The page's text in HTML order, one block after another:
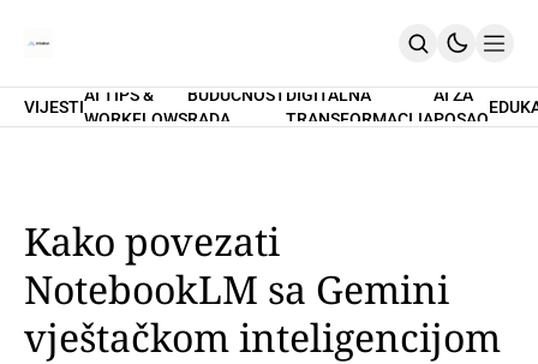
Home
PRETPLATI SE
VIJESTI
AI TIPS &
WORKFLOWS
BUDUĆNOST
RADA
DIGITALNA
TRANSFORMACIJA
AI ZA
POSAO
Kako povezati
NotebookLM sa Gemini
vještačkom inteligencijom